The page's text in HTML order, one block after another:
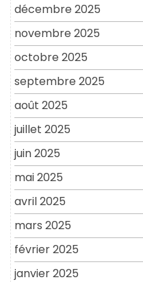
décembre 2025
novembre 2025
octobre 2025
septembre 2025
août 2025
juillet 2025
juin 2025
mai 2025
avril 2025
mars 2025
février 2025
janvier 2025